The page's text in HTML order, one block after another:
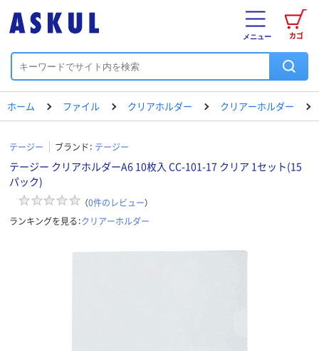
カゴ
メニュー
ホーム ファイル クリアホルダー クリアーホルダー
テージー ブランド： テージー
テージー クリアホルダーA6 10枚入 CC-101-17 クリア 1セット(15
パック)
（0件のレビュー）
ランキングを見る：クリアーホルダー